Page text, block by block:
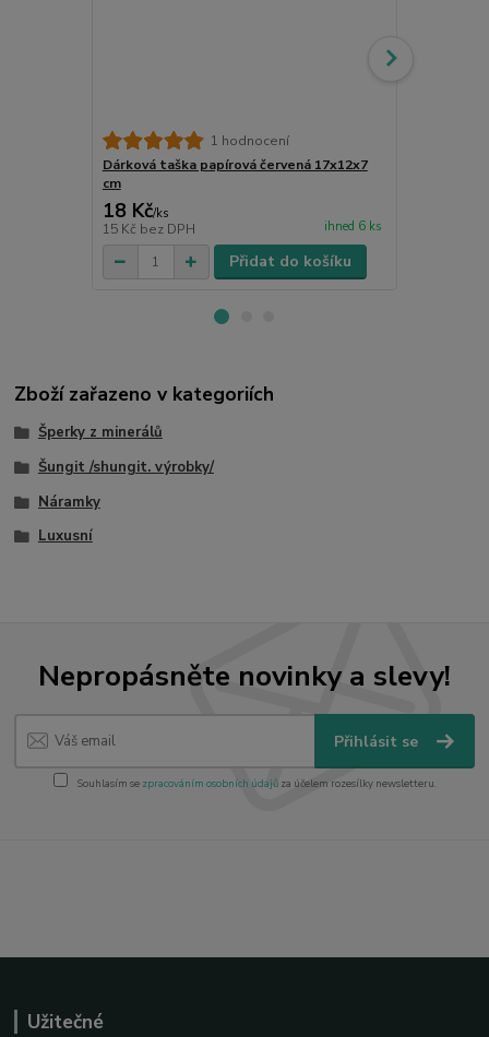
1 hodnocení
Dárková taška papírová červená 17x12x7
cm
18 Kč/ks
15 Kč bez DPH ihned 6 ks
Přidat do košíku
Zboží zařazeno v kategoriích
Šperky z minerálů
Šungit /shungit. výrobky/
Náramky
Luxusní
Nepropásněte novinky a slevy!
Přihlásit se
Souhlasím se zpracováním osobních údajůza účelem rozesílky newsletteru.
Užitečné